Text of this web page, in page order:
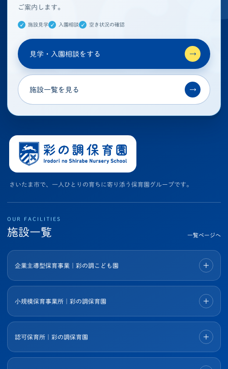
ご案内します。
施設見学 入園相談 空き状況の確認
見学・入園相談をする →
施設一覧を見る →
さいたま市で、一人ひとりの育ちに寄り添う保育園グループです。
OUR FACILITIES
施設一覧 一覧ページへ
企業主導型保育事業｜彩の調こども園
小規模保育事業所｜彩の調保育園
認可保育所｜彩の調保育園